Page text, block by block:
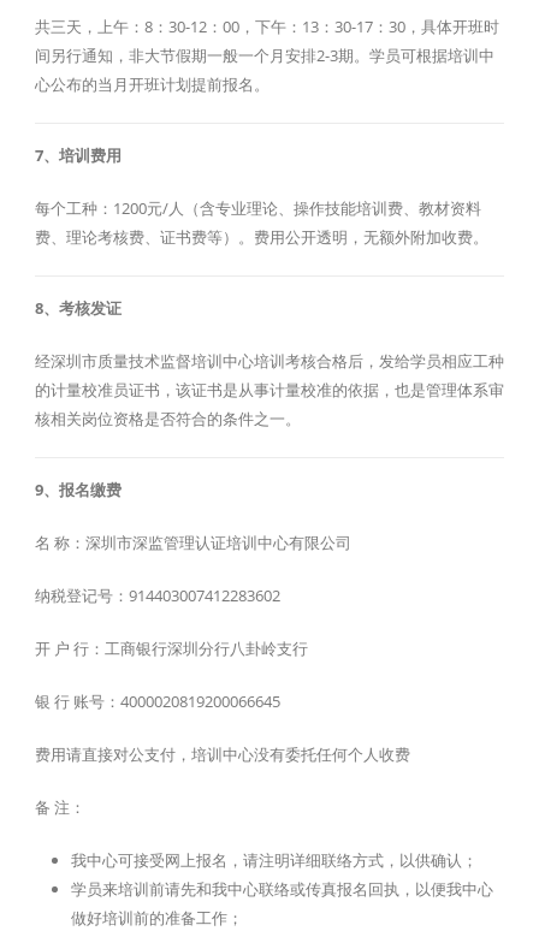
共三天，上午：8：30-12：00，下午：13：30-17：30，具体开班时
间另行通知，非大节假期一般一个月安排2-3期。学员可根据培训中
心公布的当月开班计划提前报名。
7、培训费用
每个工种：1200元/人（含专业理论、操作技能培训费、教材资料
费、理论考核费、证书费等）。费用公开透明，无额外附加收费。
8、考核发证
经深圳市质量技术监督培训中心培训考核合格后，发给学员相应工种
的计量校准员证书，该证书是从事计量校准的依据，也是管理体系审
核相关岗位资格是否符合的条件之一。
9、报名缴费
名 称：深圳市深监管理认证培训中心有限公司
纳税登记号：914403007412283602
开 户 行：工商银行深圳分行八卦岭支行
银 行 账号：4000020819200066645
费用请直接对公支付，培训中心没有委托任何个人收费
备 注：
我中心可接受网上报名，请注明详细联络方式，以供确认；
学员来培训前请先和我中心联络或传真报名回执，以便我中心
做好培训前的准备工作；